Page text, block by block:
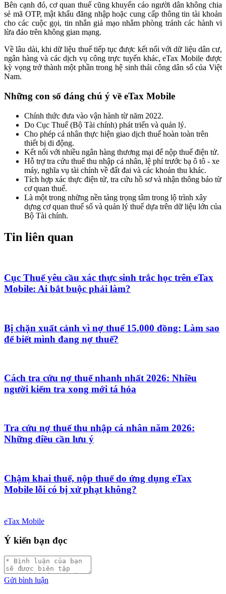
Bên cạnh đó, cơ quan thuế cũng khuyến cáo người dân không chia
sẻ mã OTP, mật khẩu đăng nhập hoặc cung cấp thông tin tài khoản
cho các cuộc gọi, tin nhắn giả mạo nhằm phòng tránh các hành vi
lừa đảo trên không gian mạng.
Về lâu dài, khi dữ liệu thuế tiếp tục được kết nối với dữ liệu dân cư,
ngân hàng và các dịch vụ công trực tuyến khác, eTax Mobile được
kỳ vọng trở thành một phần trong hệ sinh thái công dân số của Việt
Nam.
Những con số đáng chú ý về eTax Mobile
Chính thức đưa vào vận hành từ năm 2022.
Do Cục Thuế (Bộ Tài chính) phát triển và quản lý.
Cho phép cá nhân thực hiện giao dịch thuế hoàn toàn trên
thiết bị di động.
Kết nối với nhiều ngân hàng thương mại để nộp thuế điện tử.
Hỗ trợ tra cứu thuế thu nhập cá nhân, lệ phí trước bạ ô tô - xe
máy, nghĩa vụ tài chính về đất đai và các khoản thu khác.
Tích hợp xác thực điện tử, tra cứu hồ sơ và nhận thông báo từ
cơ quan thuế.
Là một trong những nền tảng trọng tâm trong lộ trình xây
dựng cơ quan thuế số và quản lý thuế dựa trên dữ liệu lớn của
Bộ Tài chính.
Tin liên quan
Cục Thuế yêu cầu xác thực sinh trắc học trên eTax
Mobile: Ai bắt buộc phải làm?
Bị chặn xuất cảnh vì nợ thuế 15.000 đồng: Làm sao
để biết mình đang nợ thuế?
Cách tra cứu nợ thuế nhanh nhất 2026: Nhiều
người kiểm tra xong mới tá hỏa
Tra cứu nợ thuế thu nhập cá nhân năm 2026:
Những điều cần lưu ý
Chậm khai thuế, nộp thuế do ứng dụng eTax
Mobile lỗi có bị xử phạt không?
eTax Mobile
Ý kiến bạn đọc
Gửi bình luận